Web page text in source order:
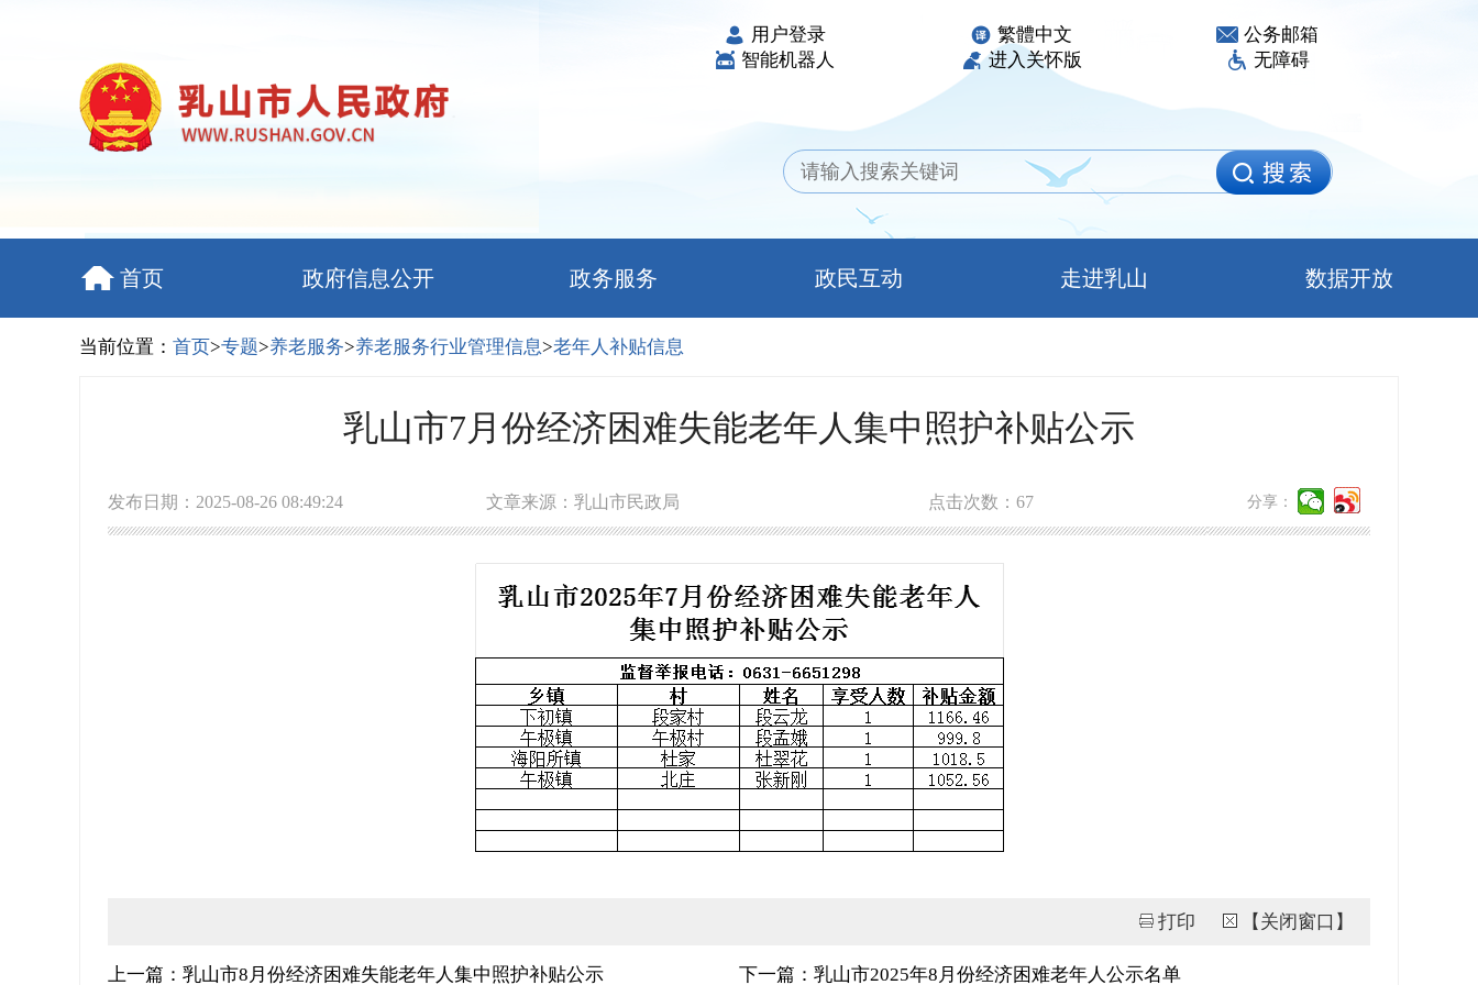
用户登录 繁體中文
公务邮箱
智能机器人
进入关怀版 无障碍
首页 政府信息公开 政务服务 政民互动 走进乳山 数据开放
当前位置： 首页>专题>养老服务>养老服务行业管理信息>老年人补贴信息
乳山市7月份经济困难失能老年人集中照护补贴公示
发布日期：2025-08-26 08:49:24 文章来源：乳山市民政局 点击次数：67 分享：
打印 【关闭窗口】
上一篇：乳山市8月份经济困难失能老年人集中照护补贴公示 下一篇：乳山市2025年8月份经济困难老年人公示名单